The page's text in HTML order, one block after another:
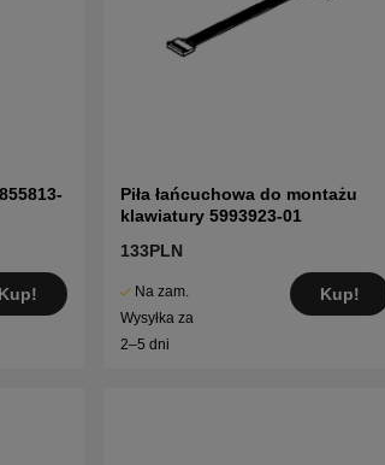
Kup!
Piła łańcuchowa do montażu
klawiatury 5993923-01
133PLN
Na zam.
Wysyłka za
2–5 dni
Kup!